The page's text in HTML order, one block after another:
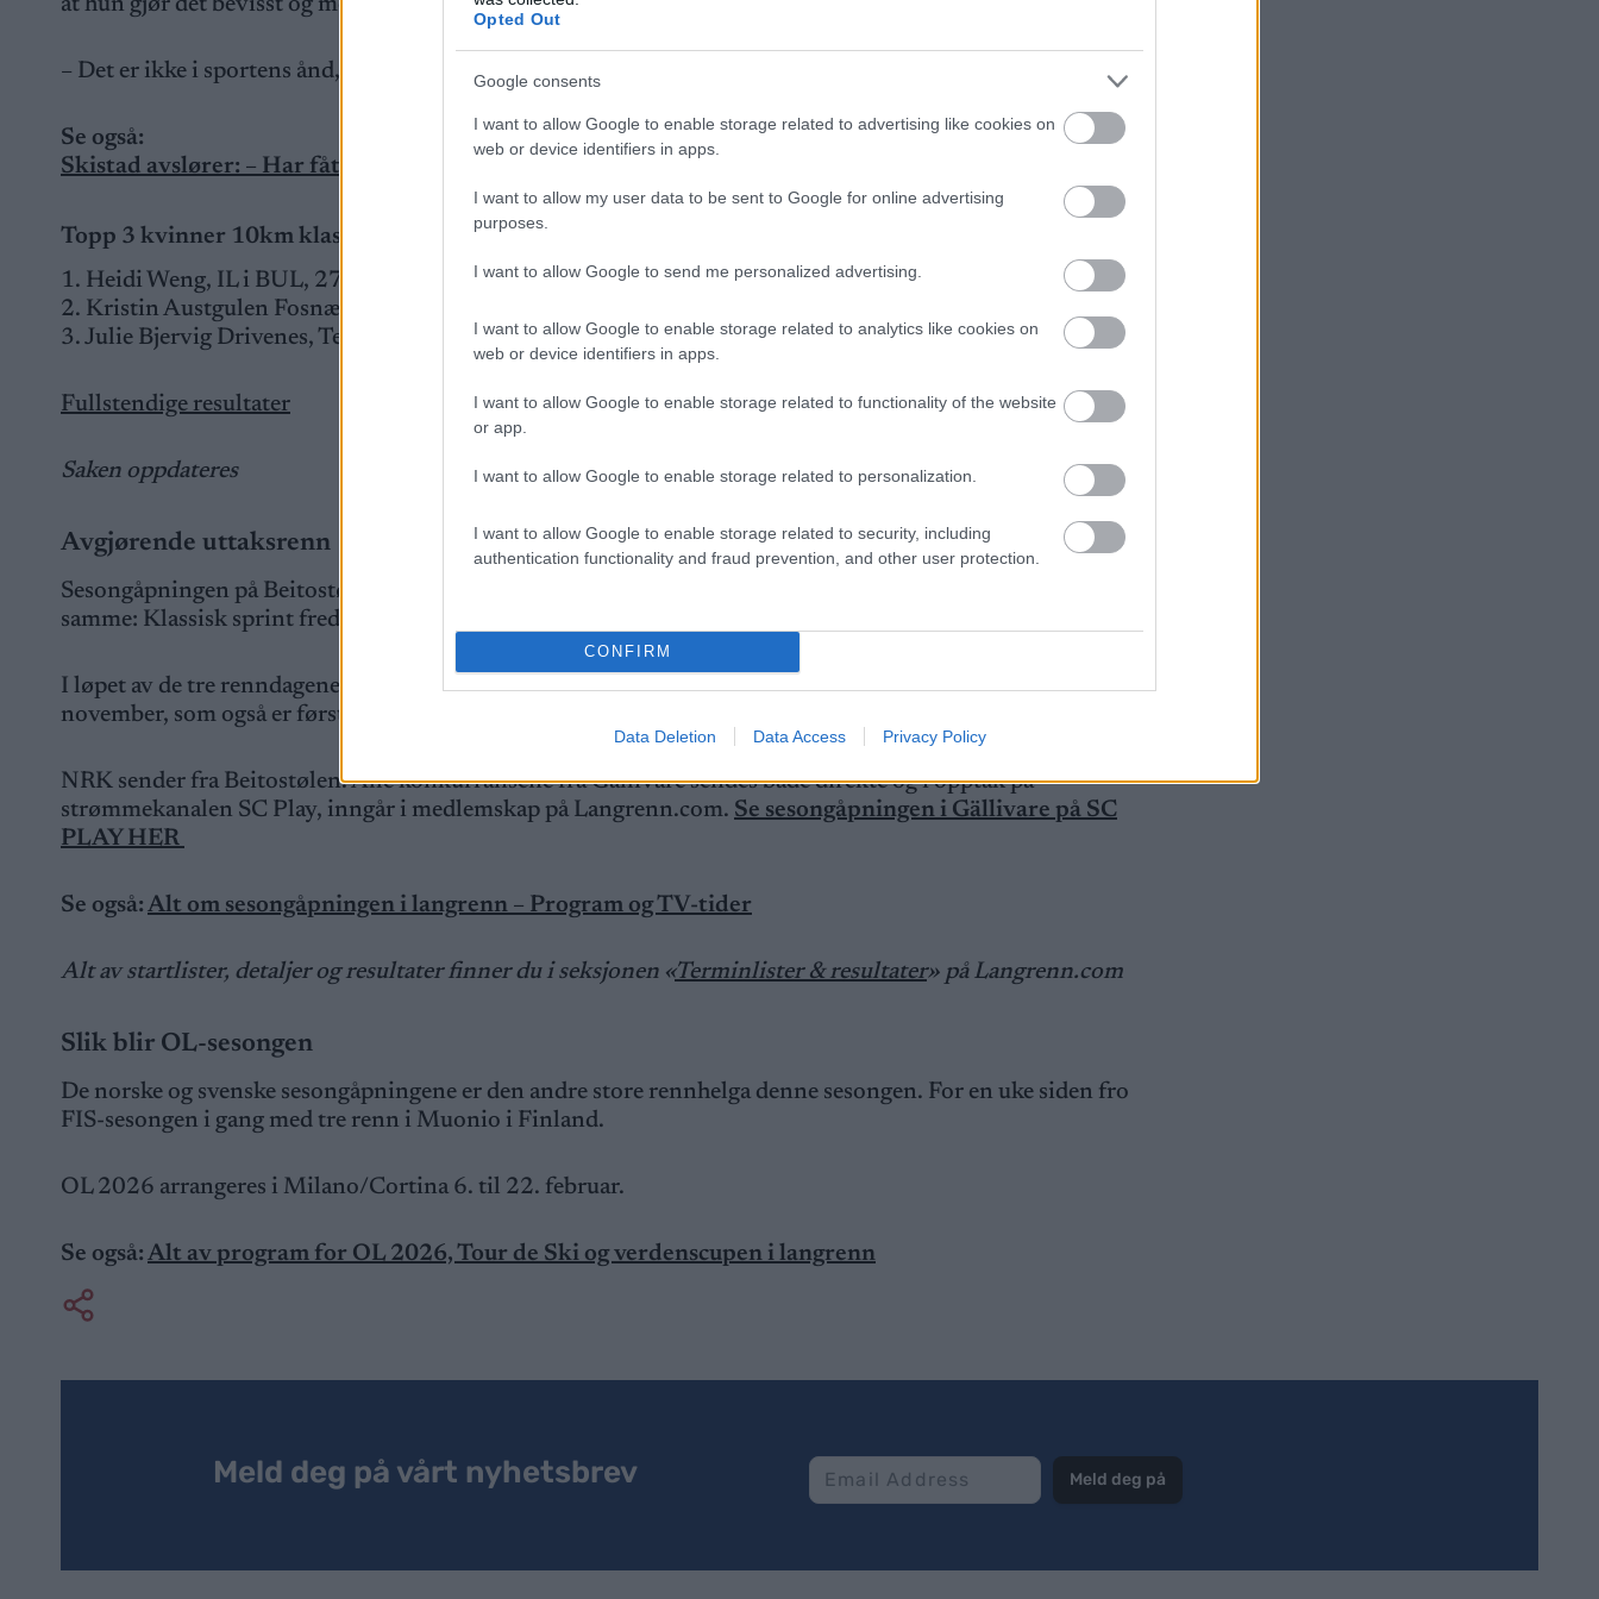
Opted Out
Google consents
I want to allow Google to enable storage related to advertising like cookies on
web or device identifiers in apps.
I want to allow my user data to be sent to Google for online advertising
purposes.
I want to allow Google to send me personalized advertising.
I want to allow Google to enable storage related to analytics like cookies on
web or device identifiers in apps.
I want to allow Google to enable storage related to functionality of the website
or app.
I want to allow Google to enable storage related to personalization.
I want to allow Google to enable storage related to security, including
authentication functionality and fraud prevention, and other user protection.
CONFIRM
Data Deletion Data Access Privacy Policy
– Det er ikke i sportens ånd, sier Broks Pettersen.
Se også:
Skistad avslører: – Har fått kontroll på meg selv
Topp 3 kvinner 10km klassisk
1. Heidi Weng, IL i BUL, 27:53.8
2. Kristin Austgulen Fosnæs, Fossum IF, 27:56.1
3. Julie Bjervig Drivenes, Team Konnerud, 28:03.4
Fullstendige resultater
Saken oppdateres
Avgjørende uttaksrenn
Sesongåpningen på Beitostølen går parallelt med den svenske i Gällivare. Programmet for begge er det
samme: Klassisk sprint fredag, 10 kilometer klassisk på lørdag og 10 kilometer fristil på søndag.
I løpet av de tre renndagene blir det klart hvilke løpere som skal gå verdenscupåpningen i Ruka 28. til 30.
november, som også er første steg på veien til OL 2026.
NRK sender fra Beitostølen. Alle konkurransene fra Gällivare sendes både direkte og i opptak på
strømmekanalen SC Play, inngår i medlemskap på Langrenn.com. Se sesongåpningen i Gällivare på SC
PLAY HER
Se også: Alt om sesongåpningen i langrenn – Program og TV-tider
Alt av startlister, detaljer og resultater finner du i seksjonen «Terminlister & resultater» på Langrenn.com
Slik blir OL-sesongen
De norske og svenske sesongåpningene er den andre store rennhelga denne sesongen. For en uke siden fro
FIS-sesongen i gang med tre renn i Muonio i Finland.
OL 2026 arrangeres i Milano/Cortina 6. til 22. februar.
Se også: Alt av program for OL 2026, Tour de Ski og verdenscupen i langrenn
Meld deg på vårt nyhetsbrev Meld deg på